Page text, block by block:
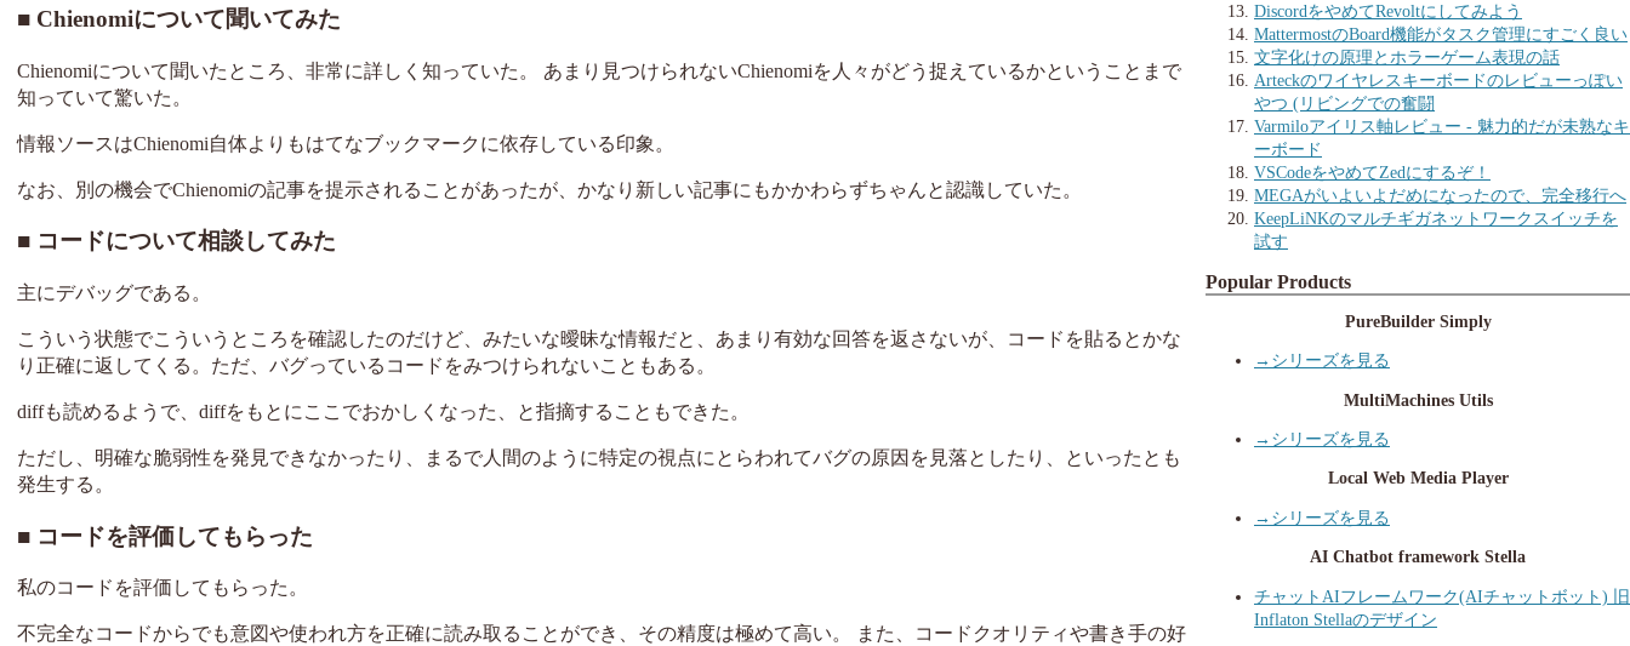
Chienomiについて聞いてみた
Chienomiについて聞いたところ、非常に詳しく知っていた。 あまり見つけられないChienomiを人々がどう捉えているかということまで
知っていて驚いた。
情報ソースはChienomi自体よりもはてなブックマークに依存している印象。
なお、別の機会でChienomiの記事を提示されることがあったが、かなり新しい記事にもかかわらずちゃんと認識していた。
コードについて相談してみた
主にデバッグである。
こういう状態でこういうところを確認したのだけど、みたいな曖昧な情報だと、あまり有効な回答を返さないが、コードを貼るとかな
り正確に返してくる。ただ、バグっているコードをみつけられないこともある。
diffも読めるようで、diffをもとにここでおかしくなった、と指摘することもできた。
ただし、明確な脆弱性を発見できなかったり、まるで人間のように特定の視点にとらわれてバグの原因を見落としたり、といったとも
発生する。
コードを評価してもらった
私のコードを評価してもらった。
不完全なコードからでも意図や使われ方を正確に読み取ることができ、その精度は極めて高い。 また、コードクオリティや書き手の好
DiscordをやめてRevoltにしてみよう
MattermostのBoard機能がタスク管理にすごく良い
文字化けの原理とホラーゲーム表現の話
Arteckのワイヤレスキーボードのレビューっぽい
やつ (リビングでの奮闘
Varmiloアイリス軸レビュー - 魅力的だが未熟なキ
ーボード
VSCodeをやめてZedにするぞ！
MEGAがいよいよだめになったので、完全移行へ
KeepLiNKのマルチギガネットワークスイッチを
試す
Popular Products
PureBuilder Simply
→シリーズを見る
MultiMachines Utils
→シリーズを見る
Local Web Media Player
→シリーズを見る
AI Chatbot framework Stella
チャットAIフレームワーク(AIチャットボット) 旧
Inflaton Stellaのデザイン